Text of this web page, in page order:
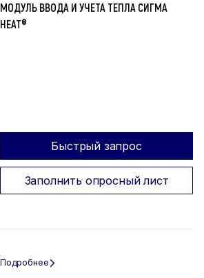
МОДУЛЬ ВВОДА И УЧЕТА ТЕПЛА СИГМА
HEAT®
Быстрый запрос
Заполнить опросный лист